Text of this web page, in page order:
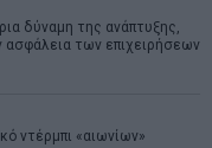
δύναμη της ανάπτυξης,
ασφάλεια των επιχειρήσεων
ντέρμπι «αιωνίων»